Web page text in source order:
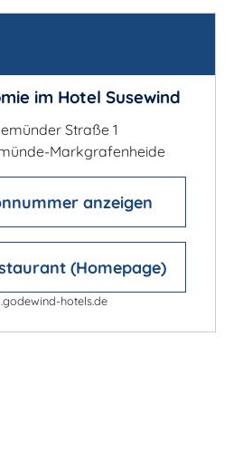
im Hotel Susewind
Straße 1
Markgrafenheide
anzeigen
(Homepage)
hotels.de